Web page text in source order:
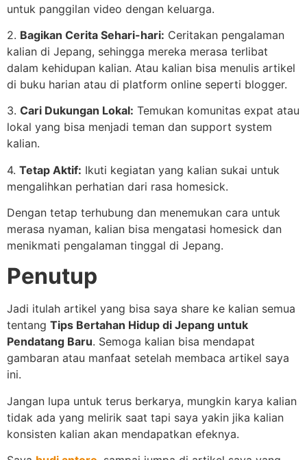
untuk panggilan video dengan keluarga.
2. Bagikan Cerita Sehari-hari: Ceritakan pengalaman
kalian di Jepang, sehingga mereka merasa terlibat
dalam kehidupan kalian. Atau kalian bisa menulis artikel
di buku harian atau di platform online seperti blogger.
3. Cari Dukungan Lokal: Temukan komunitas expat atau
lokal yang bisa menjadi teman dan support system
kalian.
4. Tetap Aktif: Ikuti kegiatan yang kalian sukai untuk
mengalihkan perhatian dari rasa homesick.
Dengan tetap terhubung dan menemukan cara untuk
merasa nyaman, kalian bisa mengatasi homesick dan
menikmati pengalaman tinggal di Jepang.
Penutup
Jadi itulah artikel yang bisa saya share ke kalian semua
tentang Tips Bertahan Hidup di Jepang untuk
Pendatang Baru. Semoga kalian bisa mendapat
gambaran atau manfaat setelah membaca artikel saya
ini.
Jangan lupa untuk terus berkarya, mungkin karya kalian
tidak ada yang melirik saat tapi saya yakin jika kalian
konsisten kalian akan mendapatkan efeknya.